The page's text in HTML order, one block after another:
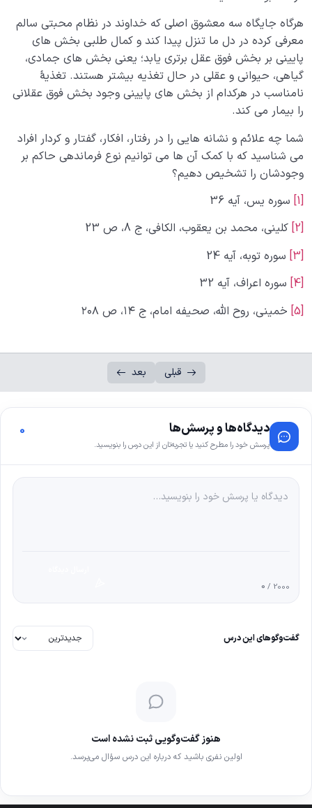
هرگاه جایگاه سه معشوق اصلی که خداوند در نظام محبتی سالم
معرفی کرده در دل ما تنزل پیدا کند و کمال‌ طلبی بخش‌ های
پایینی بر بخش فوق عقل برتری یابد؛ یعنی بخش‌ های جمادی،
گیاهی، حیوانی و عقلی در حال تغذیه بیشتر هستند. تغذیۀ
نامناسب در هر‌کدام از بخش‌ های پایینی وجود بخش فوق عقلانی
را بیمار می‌ کند.
شما چه علائم و نشانه‌ هایی را در رفتار، افکار، گفتار و کردار افراد
می‌ شناسید که با کمک آن‌ ها می‌ توانیم نوع فرماندهی حاکم بر
وجودشان را تشخیص دهیم؟
[1]
سوره یس، آیه 36
[2]
کلینی، محمد بن یعقوب، الکافی، ج 8، ص 23
[3]
سوره توبه، آیه 24
[4]
سوره اعراف، آیه 32
[5]
خمینى، روح‌ الله، صحیفه امام، ج ۱۴، ص ۲۰۸
قبلی بعد
دیدگاه‌ها و پرسش‌ها
پرسش خود را مطرح کنید یا تجربه‌تان از این درس را بنویسید.
0
0 / 2000
گفت‌وگوهای این درس
هنوز گفت‌وگویی ثبت نشده است
اولین نفری باشید که درباره این درس سؤال می‌پرسد.